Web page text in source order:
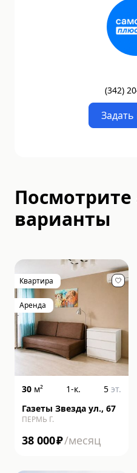
(342)
варианты
Квартира
Аренда
30 м² 1-к. 5 эт.
Газеты Звезда ул., 67
ПЕРМЬ Г.
38 000₽/месяц